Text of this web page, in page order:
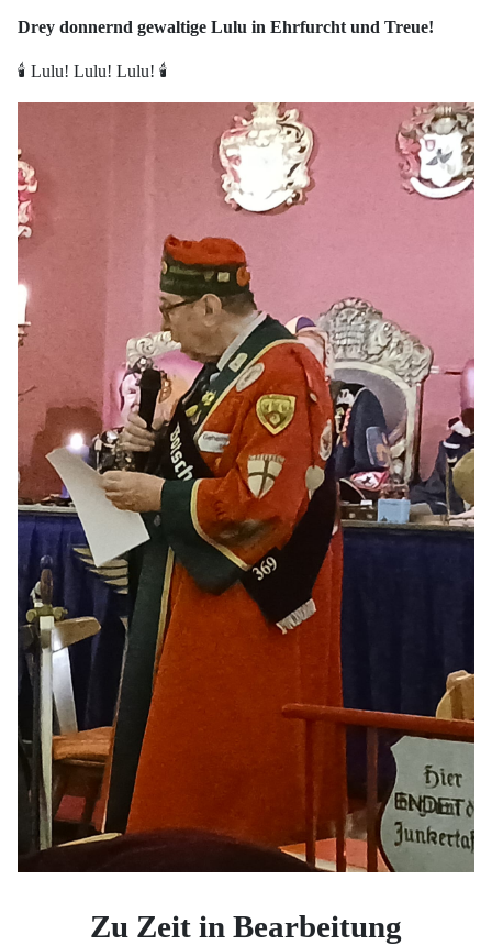
Drey donnernd gewaltige Lulu in Ehrfurcht und Treue!
🕯️ Lulu! Lulu! Lulu! 🕯️
Zu Zeit in Bearbeitung